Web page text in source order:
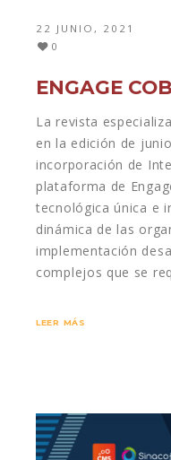
22 JUNIO, 2021
0
ENGAGE
La revista
en la edición de
incorporación de
plataforma de
tecnológica única e
dinámica de las
implementación
complejos que se
LEER MÁS